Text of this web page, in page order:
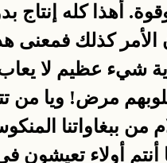
أهذا كله إنتاج
الأمر كذلك فمعنى
شيء عظيم لا
مرض! ويا من
من ببغاواتنا
أنتم أولاء تعيشون